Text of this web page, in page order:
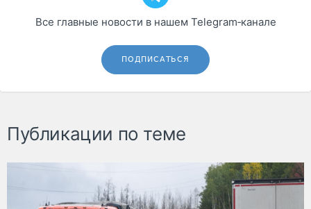
Все главные новости в нашем Telegram‑канале
ПОДПИСАТЬСЯ
Публикации по теме